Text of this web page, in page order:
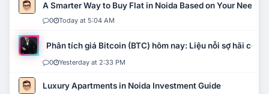
A Smarter Way to Buy Flat in Noida Based on Your Needs
0 Today at 5:04 AM
Phân tích giá Bitcoin (BTC) hôm nay: Liệu nỗi sợ hãi có
0 Yesterday at 2:33 PM
Luxury Apartments in Noida Investment Guide